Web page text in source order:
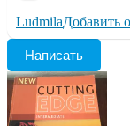
LudmilaДобавить
Написать